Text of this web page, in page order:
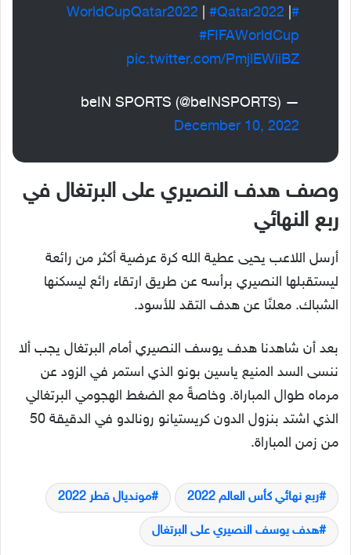
#WorldCupQatar2022
#Qatar2022
#FIFAWorldCup
pic.twitter.com/PmjlEWiiBZ
— beIN SPORTS (@beINSPORTS)
December 10, 2022
وصف هدف النصيري على البرتغال في
ربع النهائي
أرسل اللاعب يحيى عطية الله كرة عرضية أكثر من رائعة
ليستقبلها النصيري برأسه عن طريق ارتقاء رائع ليسكنها
الشباك. معلنًا عن هدف التقد للأسود.
بعد أن شاهدنا هدف يوسف النصيري أمام البرتغال يجب ألا
ننسى السد المنيع ياسين بونو الذي استمر في الزود عن
مرماه طوال المباراة. وخاصةً مع الضغط الهجومي البرتغالي
الذي اشتد بنزول الدون كريستيانو رونالدو في الدقيقة 50
من زمن المباراة.
ربع نهائي كأس العالم 2022 مونديال قطر 2022
هدف يوسف النصيري على البرتغال